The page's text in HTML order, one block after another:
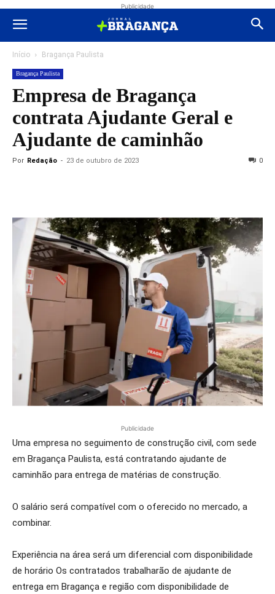
Publicidade
Início Bragança Paulista
Bragança Paulista
Empresa de Bragança
contrata Ajudante Geral e
Ajudante de caminhão
Por Redação - 23 de outubro de 2023 0
Publicidade
Uma empresa no seguimento de construção civil, com sede
em Bragança Paulista, está contratando ajudante de
caminhão para entrega de matérias de construção.
O salário será compatível com o oferecido no mercado, a
combinar.
Experiência na área será um diferencial com disponibilidade
de horário Os contratados trabalharão de ajudante de
entrega em Bragança e região com disponibilidade de